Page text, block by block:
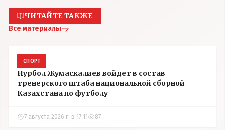
ЧИТАЙТЕ ТАКЖЕ
Все материалы
СПОРТ
Нурбол Жумаскалиев войдет в состав
тренерского штаба национальной сборной
Казахстана по футболу
7 августа 2026 г. в 17:11 87